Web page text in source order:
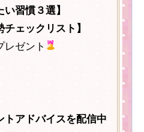
い習慣３選】
ェックリスト】
レゼント
トアドバイスを配信中